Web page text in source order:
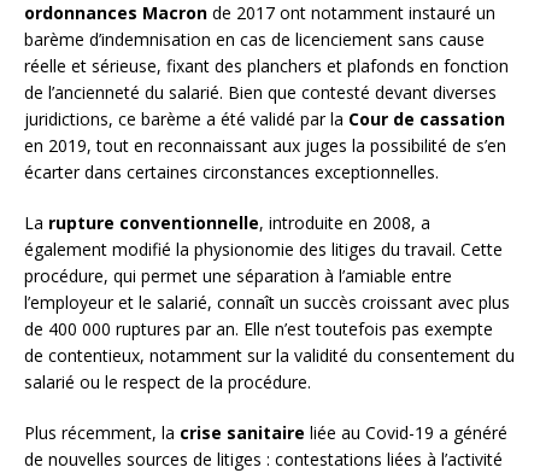
ordonnances Macron de 2017 ont notamment instauré un
barème d’indemnisation en cas de licenciement sans cause
réelle et sérieuse, fixant des planchers et plafonds en fonction
de l’ancienneté du salarié. Bien que contesté devant diverses
juridictions, ce barème a été validé par la Cour de cassation
en 2019, tout en reconnaissant aux juges la possibilité de s’en
écarter dans certaines circonstances exceptionnelles.
La rupture conventionnelle, introduite en 2008, a
également modifié la physionomie des litiges du travail. Cette
procédure, qui permet une séparation à l’amiable entre
l’employeur et le salarié, connaît un succès croissant avec plus
de 400 000 ruptures par an. Elle n’est toutefois pas exempte
de contentieux, notamment sur la validité du consentement du
salarié ou le respect de la procédure.
Plus récemment, la crise sanitaire liée au Covid-19 a généré
de nouvelles sources de litiges : contestations liées à l’activité